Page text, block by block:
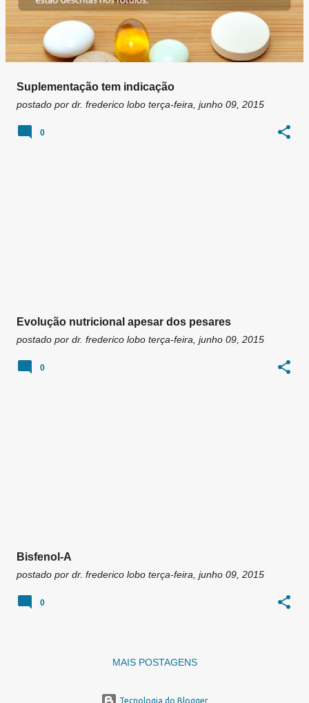
Suplementação tem indicação
postado por dr. frederico lobo terça-feira, junho 09, 2015
0
Evolução nutricional apesar dos pesares
postado por dr. frederico lobo terça-feira, junho 09, 2015
0
Bisfenol-A
postado por dr. frederico lobo terça-feira, junho 09, 2015
0
MAIS POSTAGENS
Tecnologia do Blogger